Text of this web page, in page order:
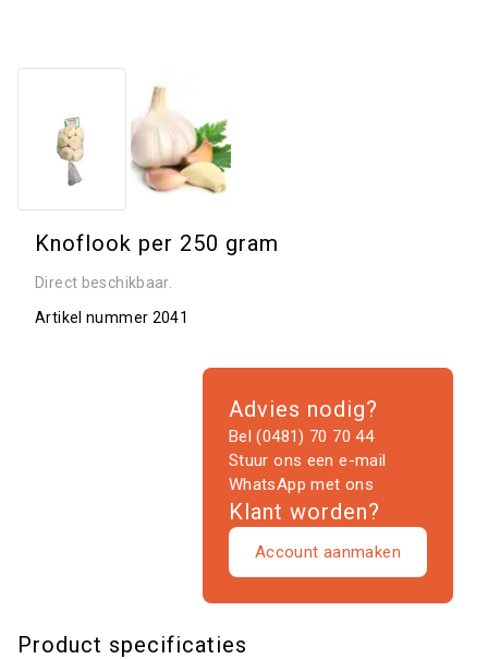
Knoflook per 250 gram
Direct beschikbaar.
Artikel nummer 2041
Advies nodig?
Bel (0481) 70 70 44
Stuur ons een e-mail
WhatsApp met ons
Klant worden?
Account aanmaken
Product specificaties